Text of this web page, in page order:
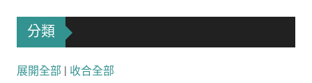
分類
展開全部
收合全部